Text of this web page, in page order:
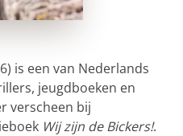
is een van Nederlands
jeugdboeken en
verscheen bij
Wij zijn de Bickers!.